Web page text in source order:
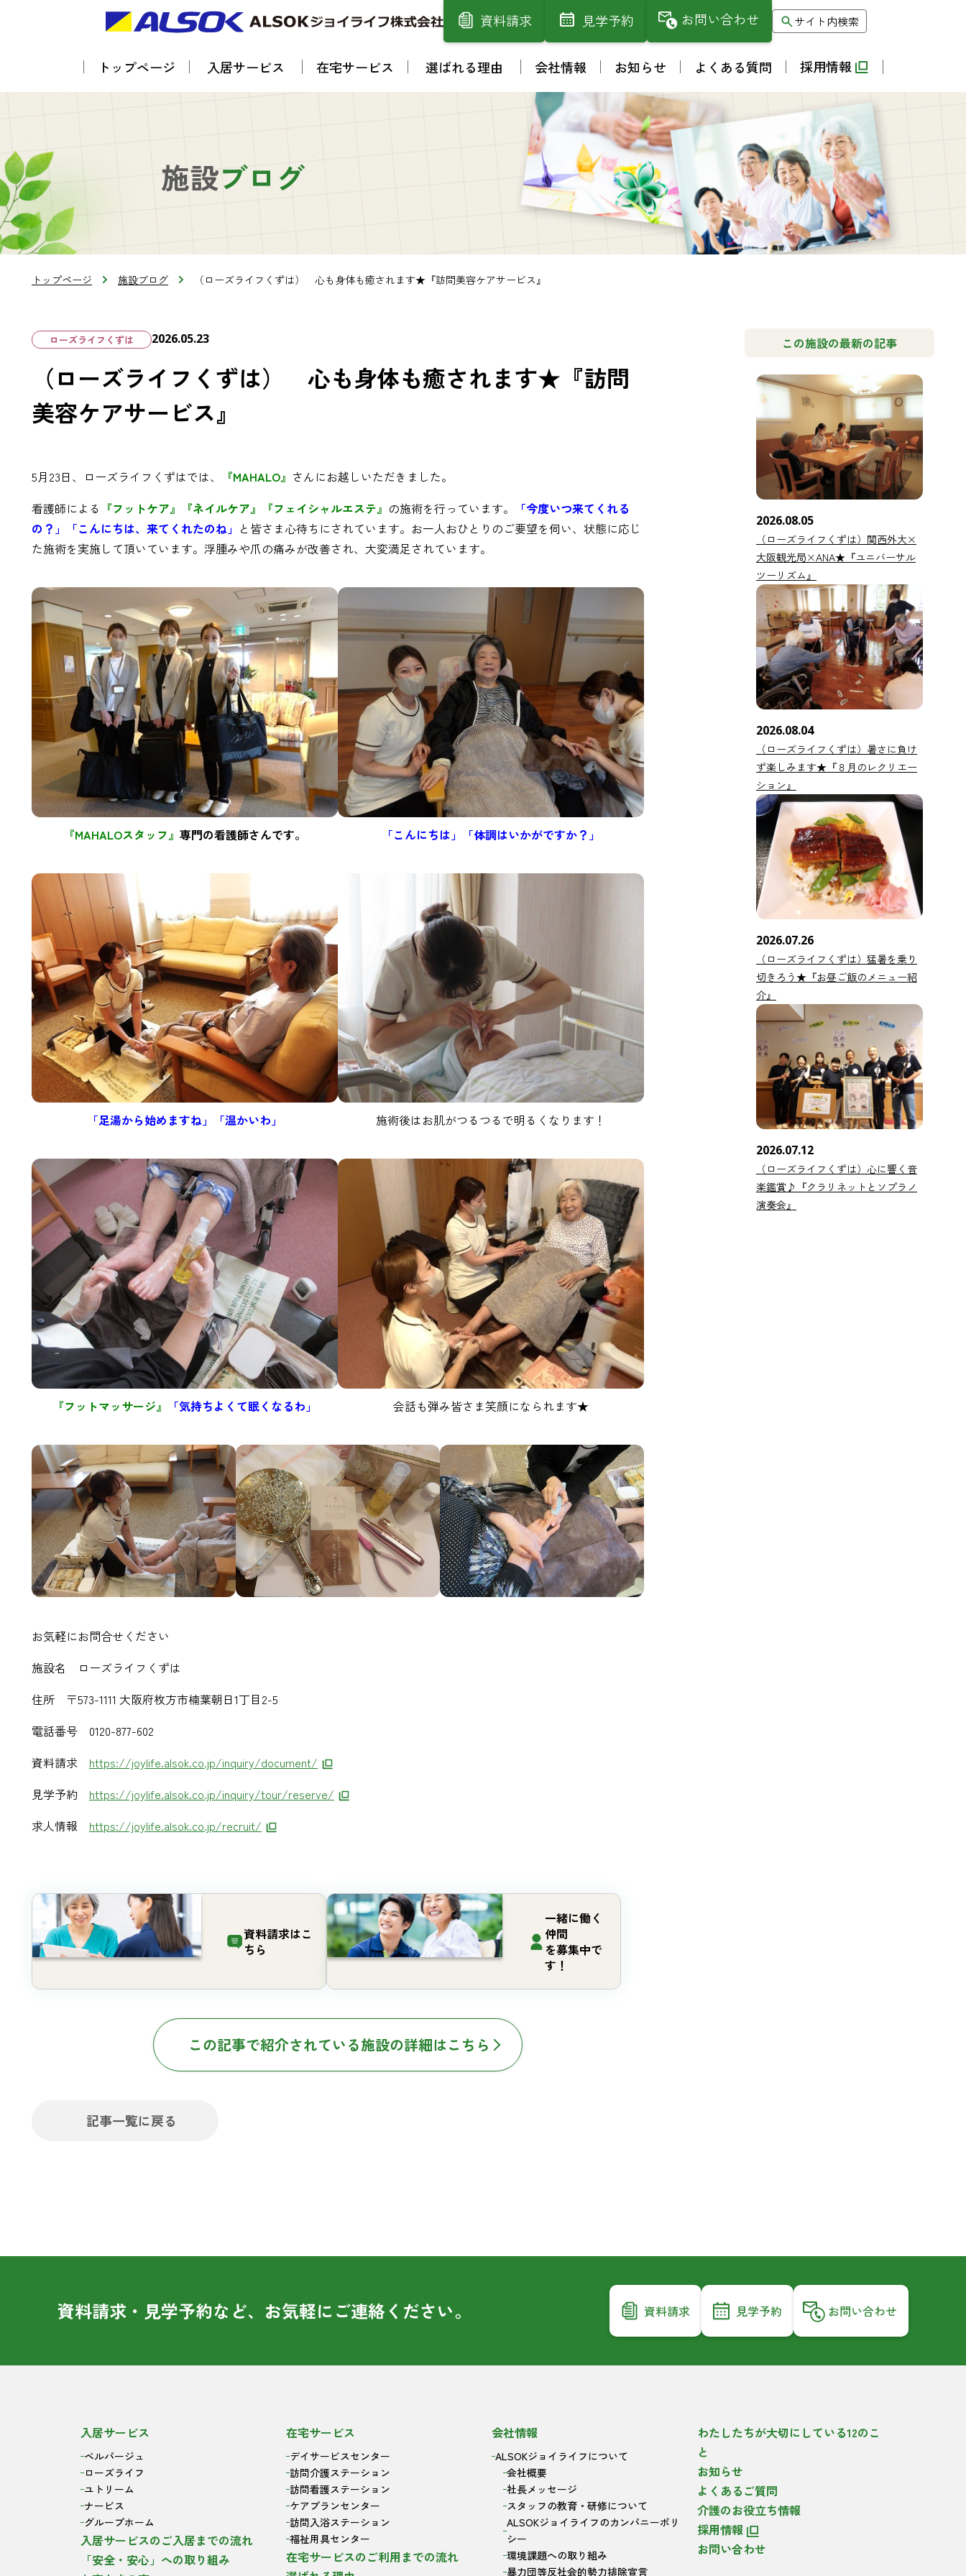
資料請求 見学予約 お問い合わせ サイト内検索
トップページ 入居サービス 在宅サービス 選ばれる理由 会社情報 お知らせ よくある質問 採用情報
施設ブログ
トップページ 施設ブログ （ローズライフくずは） 心も身体も癒されます★『訪問美容ケアサービス』
ローズライフくずは 2026.05.23
（ローズライフくずは） 心も身体も癒されます★『訪問
美容ケアサービス』
5月23日、ローズライフくずはでは、 『MAHALO』 さんにお越しいただきました。
看護師による 『フットケア』『ネイルケア』『フェイシャルエステ』 の施術を行っています。
「今度いつ来てくれる
の？」「こんにちは、来てくれたのね」 と皆さま心待ちにされています。お一人おひとりのご要望を伺い、状態に応じ
た施術を実施して頂いています。浮腫みや爪の痛みが改善され、大変満足されています。
『MAHALOスタッフ』 専門の看護師さんです。 「こんにちは」「体調はいかがですか？」
「足湯から始めますね」 「温かいわ」 施術後はお肌がつるつるで明るくなります！
『フットマッサージ』 「気持ちよくて眠くなるわ」 会話も弾み皆さま笑顔になられます★
お気軽にお問合せください
施設名 ローズライフくずは
住所 〒573-1111 大阪府枚方市楠葉朝日1丁目2-5
電話番号 0120-877-602
資料請求 https://joylife.alsok.co.jp/inquiry/document/
見学予約 https://joylife.alsok.co.jp/inquiry/tour/reserve/​
求人情報 https://joylife.alsok.co.jp/recruit/
資料請求はこ
ちら
一緒に働く
仲間
を募集中で
す！
この記事で紹介されている施設の詳細はこちら
記事一覧に戻る
この施設の最新の記事
2026.08.05
（ローズライフくずは）関西外大×
大阪観光局×ANA★『ユニバーサル
ツーリズム』
2026.08.04
（ローズライフくずは）暑さに負け
ず楽しみます★『８月のレクリエー
ション』
2026.07.26
（ローズライフくずは）猛暑を乗り
切きろう★『お昼ご飯のメニュー紹
介』
2026.07.12
（ローズライフくずは）心に響く音
楽鑑賞♪『クラリネットとソプラノ
演奏会』
資料請求・見学予約など、お気軽に ご連絡ください。 資料請求 見学予約 お問い合わせ
入居サービス
ベルパージュ
ローズライフ
ユトリーム
ナービス
グループホーム
入居サービスのご入居までの流れ
「安全・安心」への取り組み
在宅サービス
デイサービスセンター
訪問介護ステーション
訪問看護ステーション
ケアプランセンター
訪問入浴ステーション
福祉用具センター
在宅サービスのご利用までの流れ
会社情報
ALSOKジョイライフについて
会社概要
社長メッセージ
スタッフの教育・研修について
ALSOKジョイライフのカンパニーポリ
シー
環境課題への取り組み
暴力団等反社会的勢力排除宣言
わたしたちが大切にしている12のこ
と
お知らせ
よくあるご質問
介護のお役立ち情報
採用情報
お問い合わせ